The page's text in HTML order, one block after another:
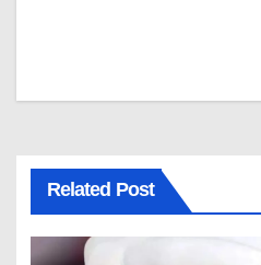
Related Post